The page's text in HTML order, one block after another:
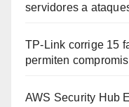
servidores a
TP-Link corrige 15
permiten
AWS Security Hub